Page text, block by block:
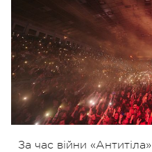
За час війни